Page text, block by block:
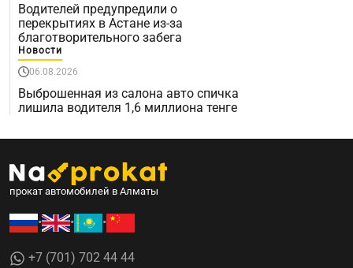
Водителей предупредили о
перекрытиях в Астане из-за
благотворительного забега
Новости
06.08.2026
Выброшенная из салона авто спичка
лишила водителя 1,6 миллиона тенге
прокат автомобилей в Алматы
• • •
+7 (701) 702 44 44